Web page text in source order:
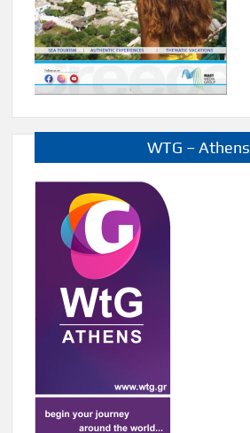
WTG – Athens